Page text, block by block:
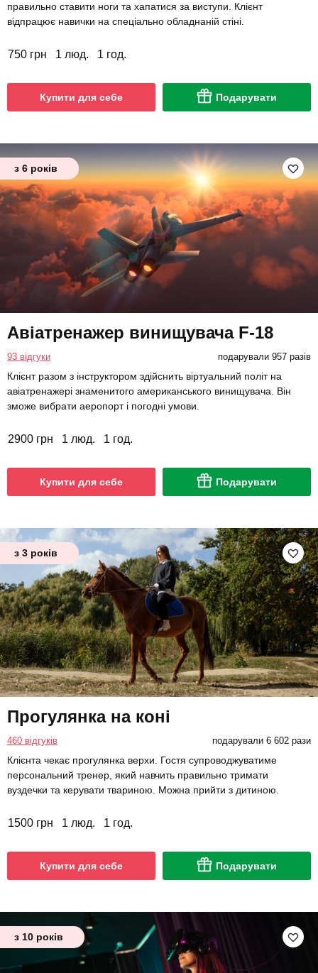
правильно ставити ноги та хапатися за виступи. Клієнт
відпрацює навички на спеціально обладнаній стіні.
750 грн 1 люд. 1 год.
Купити для себе Подарувати
з 6 років
Авіатренажер винищувача F-18
93 відгуки подарували 957 разів
Клієнт разом з інструктором здійснить віртуальний політ на
авіатренажері знаменитого американського винищувача. Він
зможе вибрати аеропорт і погодні умови.
2900 грн 1 люд. 1 год.
Купити для себе Подарувати
з 3 років
Прогулянка на коні
460 відгуків подарували 6 602 рази
Клієнта чекає прогулянка верхи. Гостя супроводжуватиме
персональний тренер, який навчить правильно тримати
вуздечки та керувати твариною. Можна прийти з дитиною.
1500 грн 1 люд. 1 год.
Купити для себе Подарувати
з 10 років